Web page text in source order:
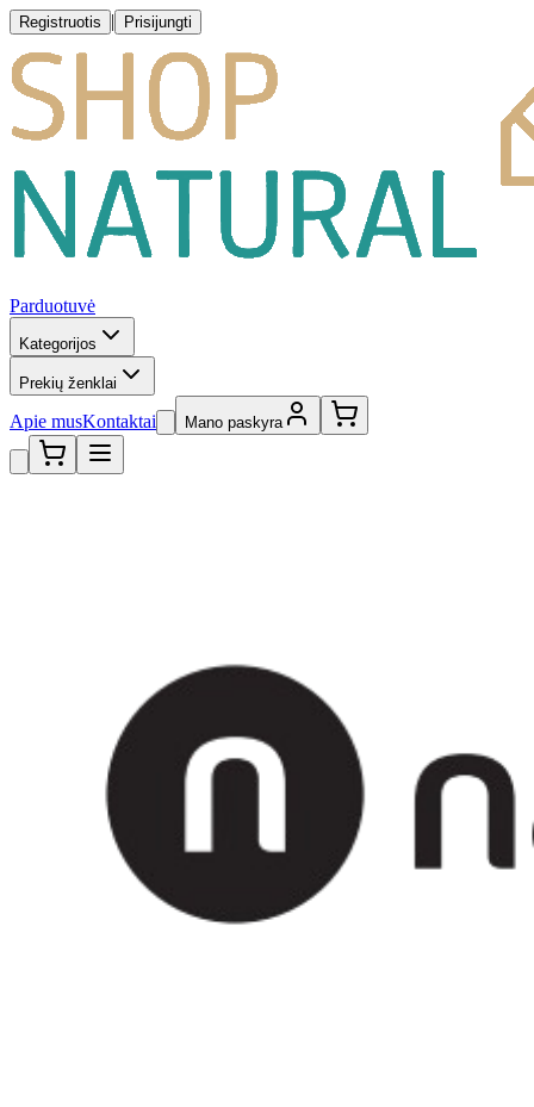
Registruotis | Prisijungti
Parduotuvė
Kategorijos
Prekių ženklai
Apie musKontaktai Mano paskyra